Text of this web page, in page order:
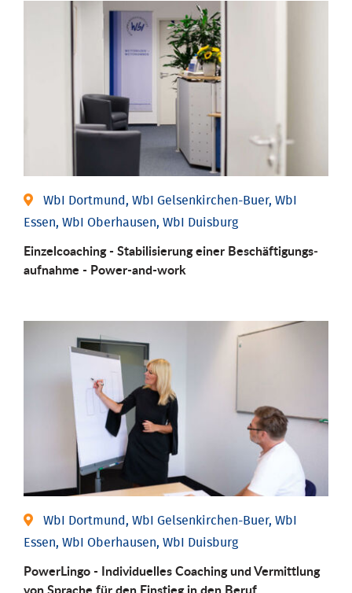
WbI Dortmund, WbI Gelsenkirchen-Buer, WbI
Essen, WbI Oberhausen, WbI Duisburg
Einzel­coaching - Stabili­sierung einer Be­schäftigungs­
aufnahme - Power-and-work
WbI Dortmund, WbI Gelsenkirchen-Buer, WbI
Essen, WbI Oberhausen, WbI Duisburg
PowerLingo - Individuelles Coaching und Vermittlung